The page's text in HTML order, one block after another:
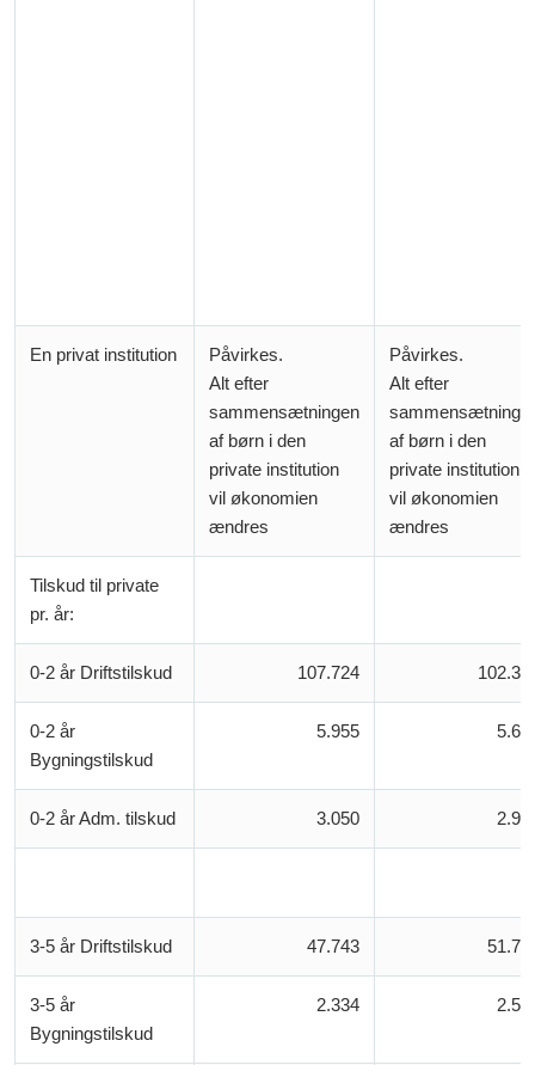
En privat institution
Påvirkes.
Alt efter
sammensætningen
af børn i den
private institution
vil økonomien
ændres
Påvirkes.
Alt efter
af børn i den
private institution
vil økonomien
ændres
Tilskud til private
pr. år:
0-2 år Driftstilskud 107.724
0-2 år
Bygningstilskud
5.955
0-2 år Adm. tilskud 3.050
3-5 år Driftstilskud 47.743
3-5 år
Bygningstilskud
2.334